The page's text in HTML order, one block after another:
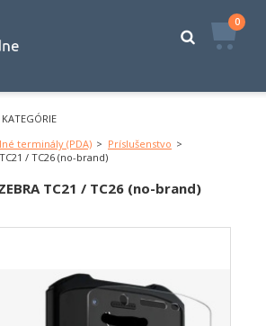
0
terminály (PDA) > Príslušenstvo >
/ TC26 (no-brand)
TC21 / TC26 (no-brand)